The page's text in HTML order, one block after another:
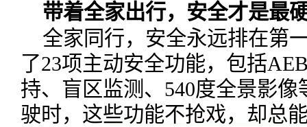
带着全家出行，安全才是最
全家同行，安全永远排在第
了23项主动安全功能，包括
持、盲区监测、540度全景影
驶时，这些功能不抢戏，却总